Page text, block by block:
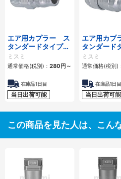
エア用カプラー ス
タンダードタイプ
おねじプラグ
ミスミ
通常価格(税別)： 280円～
在庫品1日目
当日出荷可能
エア用カ
タンダー
おねじソケ
ミスミ
通常価格(税別)：
在庫品1日目
当日出荷可能
この商品を見た人は、こん